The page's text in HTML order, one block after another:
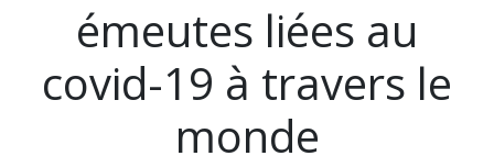
émeutes liées au
covid-19 à travers le
monde